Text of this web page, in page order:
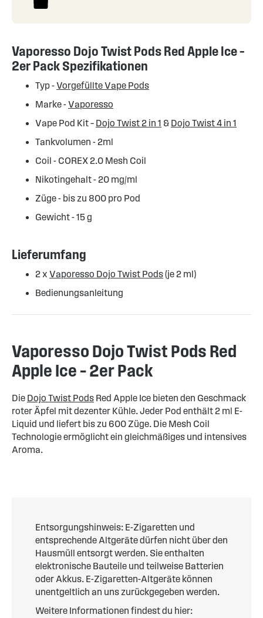
Vaporesso Dojo Twist Pods Red Apple Ice –
2er Pack Spezifikationen
Typ -Vorgefüllte Vape Pods
Marke -Vaporesso
Vape Pod Kit – Dojo Twist 2 in 1 & Dojo Twist 4 in 1
Tankvolumen - 2ml
Coil - COREX 2.0 Mesh Coil
Nikotingehalt - 20 mg/ml
Züge - bis zu 800 pro Pod
Gewicht - 15 g
Lieferumfang
2 x Vaporesso Dojo Twist Pods(je 2 ml)
Bedienungsanleitung
Vaporesso Dojo Twist Pods Red
Apple Ice – 2er Pack
Die Dojo Twist Pods Red Apple Ice bieten den Geschmack
roter Äpfel mit dezenter Kühle. Jeder Pod enthält 2 ml E-
Liquid und liefert bis zu 600 Züge. Die Mesh Coil
Technologie ermöglicht ein gleichmäßiges und intensives
Aroma.
Entsorgungshinweis: E-Zigaretten und
entsprechende Altgeräte dürfen nicht über den
Hausmüll entsorgt werden. Sie enthalten
elektronische Bauteile und teilweise Batterien
oder Akkus. E-Zigaretten-Altgeräte können
unentgeltlich an uns zurückgegeben werden.
Weitere Informationen findest du hier: